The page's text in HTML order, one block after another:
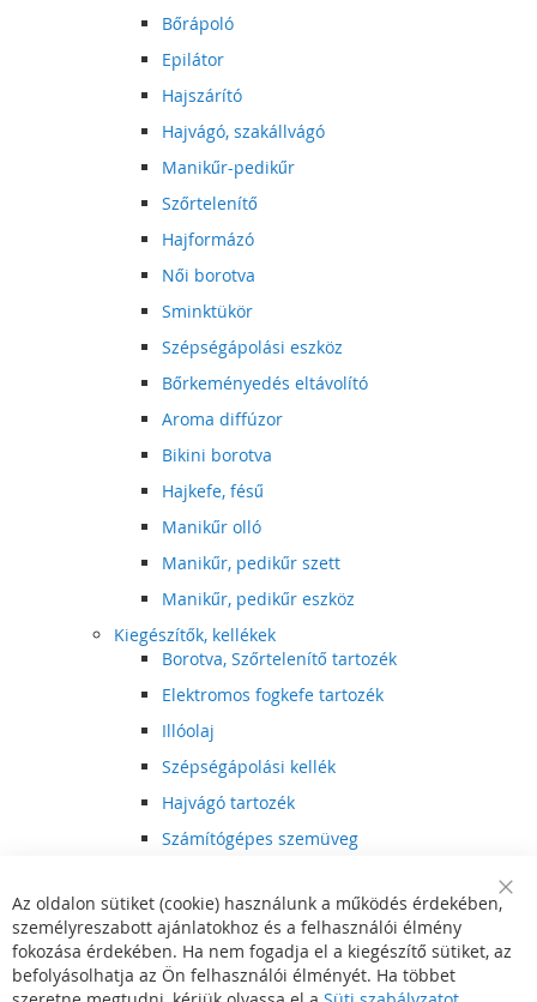
Bőrápoló
Epilátor
Hajszárító
Hajvágó, szakállvágó
Manikűr-pedikűr
Szőrtelenítő
Hajformázó
Női borotva
Sminktükör
Szépségápolási eszköz
Bőrkeményedés eltávolító
Aroma diffúzor
Bikini borotva
Hajkefe, fésű
Manikűr olló
Manikűr, pedikűr szett
Manikűr, pedikűr eszköz
Kiegészítők, kellékek
Borotva, Szőrtelenítő tartozék
Elektromos fogkefe tartozék
Illóolaj
Szépségápolási kellék
Hajvágó tartozék
Számítógépes szemüveg
Hajvágó kiegészítő
Szórakoztató elektronika
Multimédia
DVD, BluRay lejátszó
Bar
Az oldalon sütiket (cookie) használunk a működés érdekében,
személyreszabott ajánlatokhoz és a felhasználói élmény
fokozása érdekében. Ha nem fogadja el a kiegészítő sütiket, az
befolyásolhatja az Ön felhasználói élményét. Ha többet